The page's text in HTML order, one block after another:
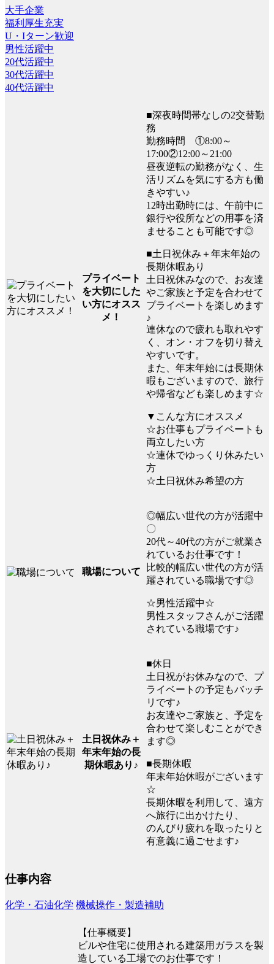
大手企業
福利厚生充実
U・Iターン歓迎
男性活躍中
20代活躍中
30代活躍中
40代活躍中
プライベート
を大切にした
い方にオスス
メ！
■深夜時間帯なしの2交替勤
務
勤務時間 ①8:00～
17:00②12:00～21:00
昼夜逆転の勤務がなく、生
活リズムを気にする方も働
きやすい♪
12時出勤時には、午前中に
銀行や役所などの用事を済
ませることも可能です◎
■土日祝休み＋年末年始の
長期休暇あり
土日祝休みなので、お友達
やご家族と予定を合わせて
プライベートを楽しめます
♪
連休なので疲れも取れやす
く、オン・オフを切り替え
やすいです。
また、年末年始には長期休
暇もございますので、旅行
や帰省なども楽しめます☆
▼こんな方にオススメ
☆お仕事もプライベートも
両立したい方
☆連休でゆっくり休みたい
方
☆土日祝休み希望の方
職場について
◎幅広い世代の方が活躍中
〇
20代～40代の方がご就業さ
れているお仕事です！
比較的幅広い世代の方が活
躍されている職場です◎
☆男性活躍中☆
男性スタッフさんがご活躍
されている職場です♪
土日祝休み＋
年末年始の長
期休暇あり♪
■休日
土日祝がお休みなので、プ
ライベートの予定もバッチ
リです♪
お友達やご家族と、予定を
合わせて楽しむことができ
ます◎
■長期休暇
年末年始休暇がございます
☆
長期休暇を利用して、遠方
へ旅行に出かけたり、
のんびり疲れを取ったりと
有意義に過ごせます♪
仕事内容
化学・石油化学 機械操作・製造補助
【仕事概要】
ビルや住宅に使用される建築用ガラスを製
造している工場でのお仕事です！